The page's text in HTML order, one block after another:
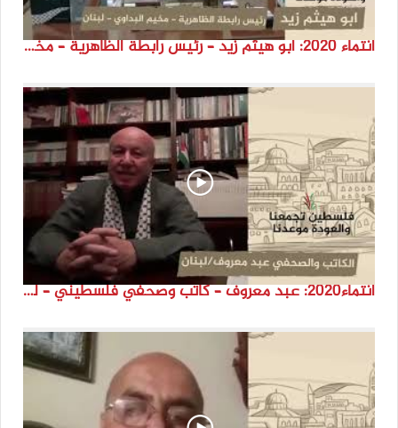
انتماء 2020: ابو هيثم زيد – رئيس رابطة الظاهرية – مخيم البداوي / لبنان
انتماء2020: عبد معروف – كاتب وصحفي فلسطيني – لبنان